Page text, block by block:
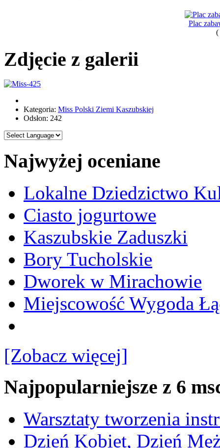
Plac
(
Zdjęcie z galerii
Kategoria: Miss Polski Ziemi Kaszubskiej
Odsłon: 242
Najwyżej oceniane
Lokalne Dziedzictwo
Ciasto jogurtowe
Kaszubskie Zaduszki
Bory Tucholskie
Dworek w Mirachowie
Miejscowość Wygoda
[Zobacz więcej]
Najpopularniejsze z 6
Warsztaty tworzenia
Dzień Kobiet, Dzień